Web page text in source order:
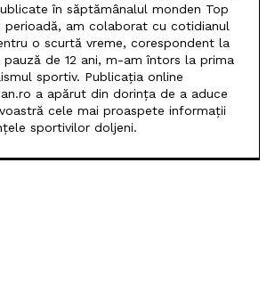
în săptămânalul monden Top
perioadă, am colaborat cu cotidianul
o scurtă vreme, corespondent la
de 12 ani, m-am întors la prima
sportiv. Publicația online
a apărut din dorința de a aduce
cele mai proaspete informații
sportivilor doljeni.